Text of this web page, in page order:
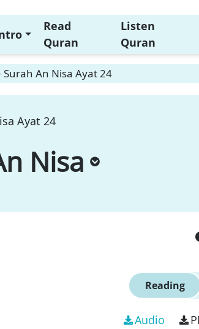
Read
Quran
Listen
Quran
Surah An Nisa Ayat 24
Ayat 24
Nisa
Reading
Audio